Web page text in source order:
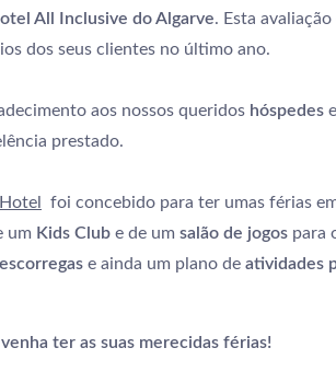
All Inclusive do Algarve. Esta
dos seus clientes no último ano.
aos nossos queridos hóspedes
prestado.
foi concebido para ter umas férias
um Kids Club e de um salão de jogos para
escorregas e ainda um plano de atividades
ter as suas merecidas férias!